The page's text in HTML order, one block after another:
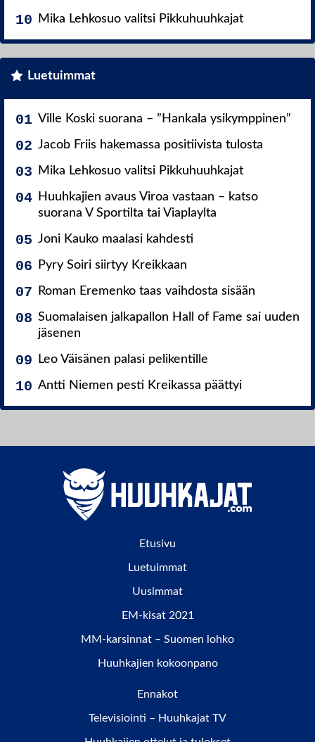
Mika Lehkosuo valitsi Pikkuhuuhkajat
Luetuimmat
Ville Koski suorana – ”Hankala ysikymppinen”
Jacob Friis hakemassa positiivista tulosta
Mika Lehkosuo valitsi Pikkuhuuhkajat
Huuhkajien avaus Viroa vastaan – katso
suorana V Sportilta tai Viaplaylta
Joni Kauko maalasi kahdesti
Pyry Soiri siirtyy Kreikkaan
Roman Eremenko taas vaihdosta sisään
Suomalaisen jalkapallon Hall of Fame sai uuden
jäsenen
Leo Väisänen palasi pelikentille
Antti Niemen pesti Kreikassa päättyi
Etusivu
Luetuimmat
Uusimmat
EM-kisat 2021
MM-karsinnat – Suomen lohko
Huuhkajien kokoonpano
Ennakot
Televisiointi – Huuhkajat TV